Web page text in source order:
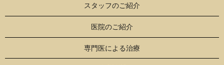
スタッフのご紹介
医院のご紹介
専門医による治療